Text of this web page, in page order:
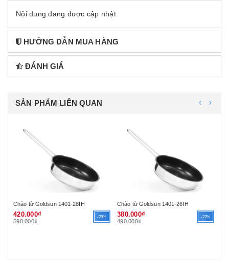
Nội dung đang được cập nhật
HƯỚNG DẪN MUA HÀNG
ĐÁNH GIÁ
SẢN PHẨM LIÊN QUAN
Chảo từ Goldsun 1401-28IH
420.000₫
590.000₫
-29%
Chảo từ Goldsun 1401-26IH
380.000₫
490.000₫
-22%